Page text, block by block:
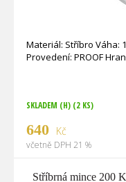
Materiál: Stříbro Váha:
SKLADEM (H) (2 KS)
640 Kč
včetně DPH 21 %
Stříbrná mince 200